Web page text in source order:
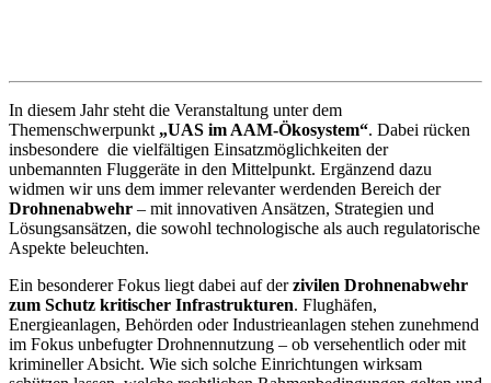
In diesem Jahr steht die Veranstaltung unter dem
Themenschwerpunkt „UAS im AAM-Ökosystem“. Dabei rücken
insbesondere die vielfältigen Einsatzmöglichkeiten der
unbemannten Fluggeräte in den Mittelpunkt. Ergänzend dazu
widmen wir uns dem immer relevanter werdenden Bereich der
Drohnenabwehr – mit innovativen Ansätzen, Strategien und
Lösungsansätzen, die sowohl technologische als auch regulatorische
Aspekte beleuchten.
Ein besonderer Fokus liegt dabei auf derzivilen Drohnenabwehr
zum Schutz kritischer Infrastrukturen. Flughäfen,
Energieanlagen, Behörden oder Industrieanlagen stehen zunehmend
im Fokus unbefugter Drohnennutzung – ob versehentlich oder mit
krimineller Absicht. Wie sich solche Einrichtungen wirksam